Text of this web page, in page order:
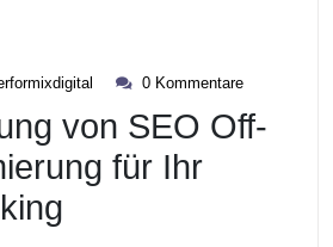
performixdigital
0 Kommentare
von SEO Off-
für Ihr